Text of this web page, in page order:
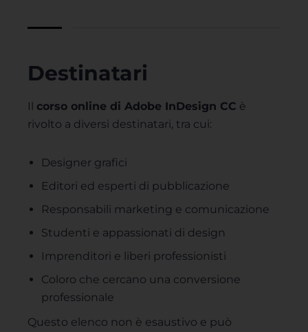
Destinatari
Il corso online di Adobe InDesign CC è
rivolto a diversi destinatari, tra cui:
Designer grafici
Editori ed esperti di pubblicazione
Responsabili marketing e comunicazione
Studenti e appassionati di design
Imprenditori e liberi professionisti
Coloro che cercano una conversione
professionale
Questo elenco non è esaustivo e può